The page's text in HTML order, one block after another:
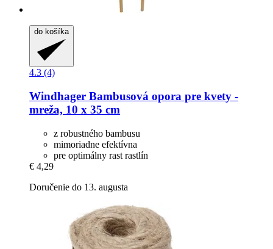
do košíka
4.3 (4)
Windhager Bambusová opora pre kvety -​
mreža, 10 x 35 cm
z robustného bambusu
mimoriadne efektívna
pre optimálny rast rastlín
€ 4,29
Doručenie do 13. augusta